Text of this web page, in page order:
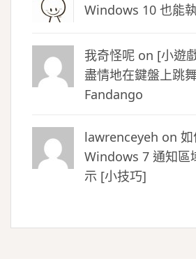
Windows 10 也能
我奇怪呢 on [小遊
盡情地在鍵盤上跳
Fandango
lawrenceyeh on
Windows 7 通知區
示 [小技巧]